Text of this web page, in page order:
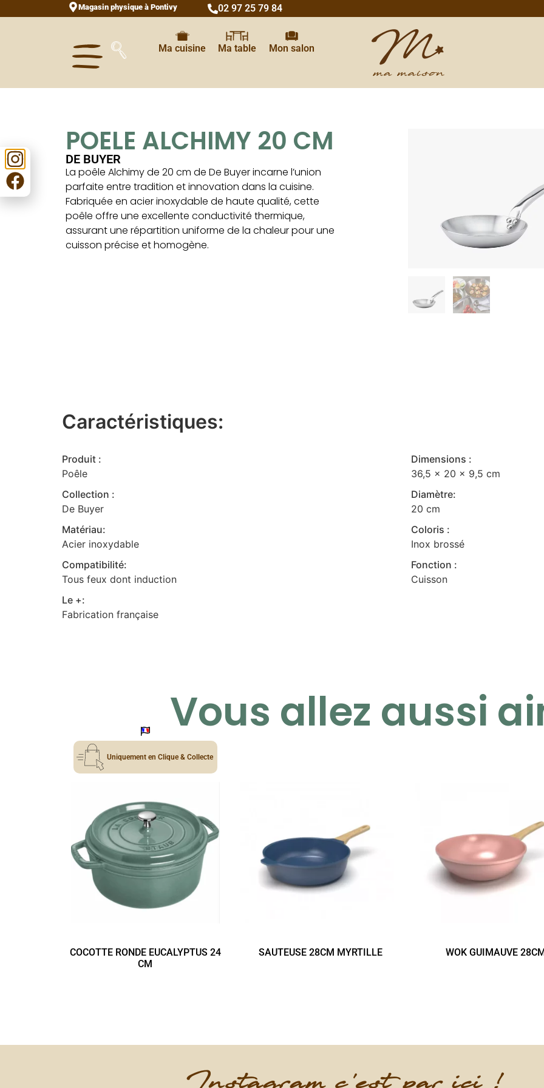
Magasin physique à Pontivy 02 97 25 79 84
Ma cuisine Ma table
Mon salon
POELE ALCHIMY 20 CM
DE BUYER
La poêle Alchimy de 20 cm de De Buyer incarne l’union
parfaite entre tradition et innovation dans la cuisine.
Fabriquée en acier inoxydable de haute qualité, cette
poêle offre une excellente conductivité thermique,
assurant une répartition uniforme de la chaleur pour une
cuisson précise et homogène.
Caractéristiques:
Produit :
Poêle
Dimensions :
36,5 x 20 x 9,5 cm
Collection :
De Buyer
Diamètre:
20 cm
Matériau:
Acier inoxydable
Coloris :
Inox brossé
Compatibilité:
Tous feux dont induction
Fonction :
Cuisson
Le +:
Fabrication française
Vous allez aussi
Uniquement en Clique & Collecte
COCOTTE RONDE EUCALYPTUS 24
CM
SAUTEUSE 28CM MYRTILLE WOK GUIMAUVE 28CM